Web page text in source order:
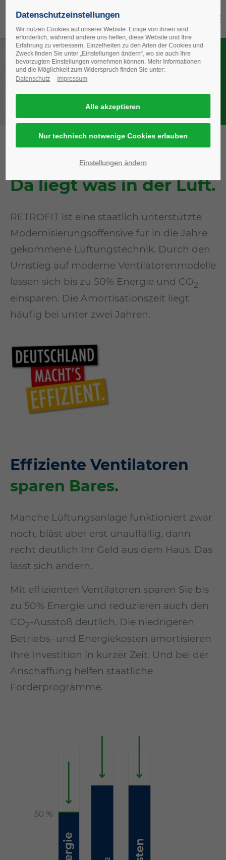
Bestwerte auch
im Bestand.
Wer mit RETROFIT modernisiert
RETROFIT.
Da liegt was in der Luft.
RETROFIT ist eine staatlich unterstützte
Mo­der­nisierungs­offensive für in die Jahre
ge­kommene Lüftungstechnik. Durch den
Umstieg auf moderne Ventilatoren­modelle
lassen sich bis zu 50% Energie und CO2
einsparen. Die Amortisationszeit liegt
häufig bei unter zwei Jahren.
Effiziente Ventilatoren
sparen Bares.
Manche Lüftungsanlage fun­ktioniert zwar
noch, bläst aber erst unauffällig, dann
recht deutlich Ihr Geld aus dem Haus. Das
lässt sich ändern.
Mit effizienten Ventilatoren sparen Sie bis
zu 50% Energie und reduzieren auch den
CO2-Ausstoß deutlich. Die niedrigeren
Betriebs- und Energiekosten amortisieren
Ihre Investition in kurzer Zeit. Und bei der
Anschaffung helfen staatliche
Förderprogramme.
Datenschutzeinstellungen
Wir nutzen Cookies auf unserer Website. Einige von ihnen sind
erforderlich, während andere uns helfen, diese Website und Ihre
Erfahrung zu verbessern. Einzelheiten zu den Arten der Cookies und
Zweck finden Sie unter „Einstellungen ändern“, wo sie auch Ihre
bevorzugten Ein­stellungen vornehmen können. Mehr Informationen
und die Möglichkeit zum Widerspruch finden Sie unter:
Datenschutz
Impressum
Einstellungen ändern